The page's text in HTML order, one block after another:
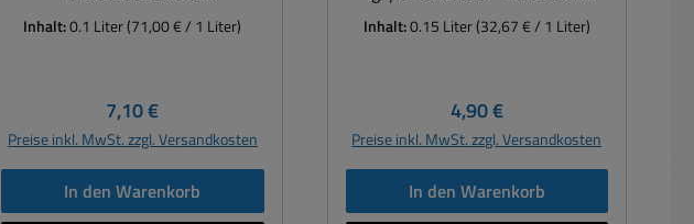
Untersuchungen bestätigen:
reduziert Ideal geeignet zur
schnellen Instandsetzung bei
Störungen in Anlagen und Geräten
Zur vorbeugenden Wartung von
Inhalt:0.1 Liter(71,00 € / 1 Liter)
Regulärer Preis:
7,10 €
Preise inkl. MwSt. zzgl. Versandkosten
In den Warenkorb
Aerosol können Sie dies tun -
schon haben Sie Gewissheit.
Spray-Dose mit 150ml Inhalt
(ausreichend für etwa 100-120
Prüfungen) Wichtiger Hinweis:
Inhalt:0.15 Liter(32,67 € / 1 Liter)
Regulärer Preis:
4,90 €
Preise inkl. MwSt. zzgl. Versandkosten
In den Warenkorb